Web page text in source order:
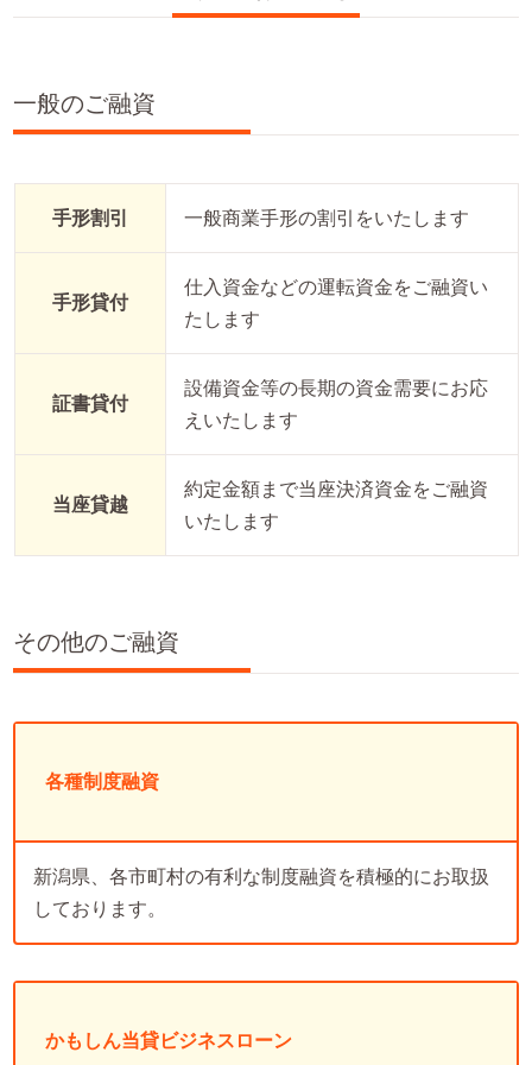
一般のご融資
手形割引 一般商業手形の割引をいたします
手形貸付
仕入資金などの運転資金をご融資い
たします
証書貸付
設備資金等の長期の資金需要にお応
えいたします
当座貸越
約定金額まで当座決済資金をご融資
いたします
その他のご融資
各種制度融資
新潟県、各市町村の有利な制度融資を積極的にお取扱
しております。
かもしん当貸ビジネスローン